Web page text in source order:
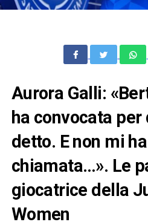
Aurora Galli:
ha convocata per
detto. E non mi
chiamata…». Le
giocatrice della
Women